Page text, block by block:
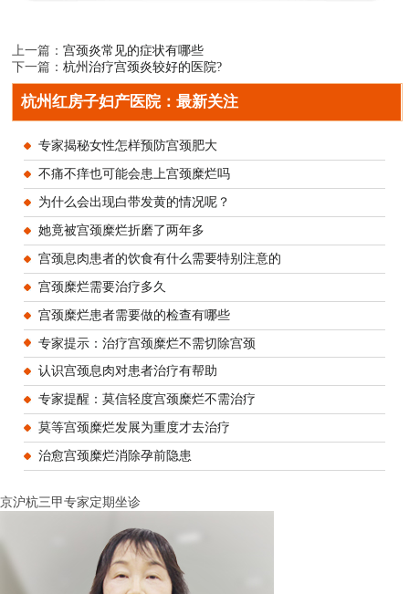
上一篇：宫颈炎常见的症状有哪些
下一篇：杭州治疗宫颈炎较好的医院?
杭州红房子妇产医院：最新关注
专家揭秘女性怎样预防宫颈肥大
不痛不痒也可能会患上宫颈糜烂吗
为什么会出现白带发黄的情况呢？
她竟被宫颈糜烂折磨了两年多
宫颈息肉患者的饮食有什么需要特别注意的
宫颈糜烂需要治疗多久
宫颈糜烂患者需要做的检查有哪些
专家提示：治疗宫颈糜烂不需切除宫颈
认识宫颈息肉对患者治疗有帮助
专家提醒：莫信轻度宫颈糜烂不需治疗
莫等宫颈糜烂发展为重度才去治疗
治愈宫颈糜烂消除孕前隐患
京沪杭三甲专家定期坐诊